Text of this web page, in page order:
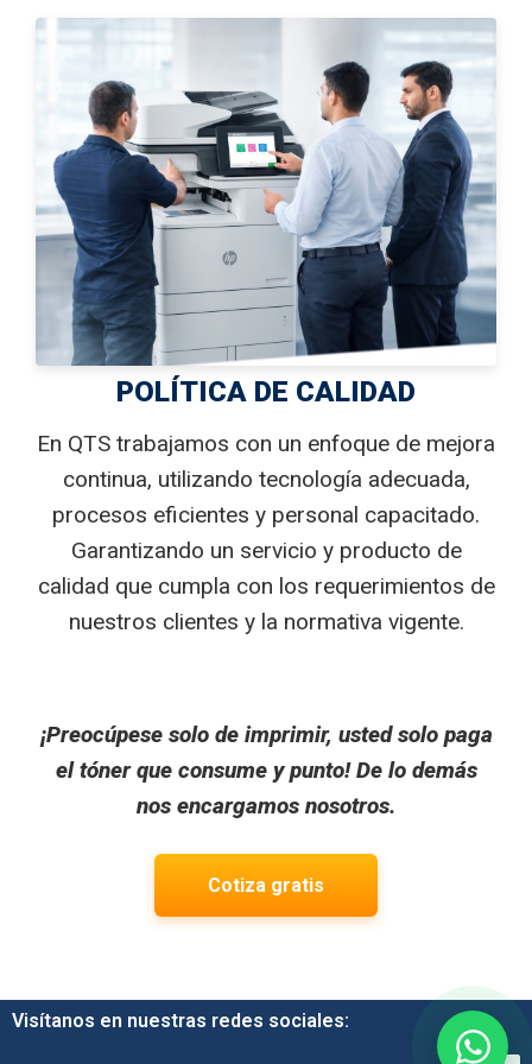
POLÍTICA DE CALIDAD
En QTS trabajamos con un enfoque de mejora
continua, utilizando tecnología adecuada,
procesos eficientes y personal capacitado.
Garantizando un servicio y producto de
calidad que cumpla con los requerimientos de
nuestros clientes y la normativa vigente.
¡Preocúpese solo de imprimir, usted solo paga
el tóner que consume y punto! De lo demás
nos encargamos nosotros.
Cotiza gratis
Visítanos en nuestras redes sociales: